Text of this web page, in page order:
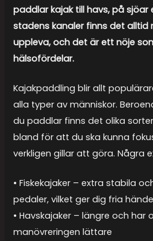
paddlar kajak till havs, på sjöar
stadens kanaler finns det
uppleva, och det är ett nöje
hälsofördelar.
Kajakpaddling blir allt
alla typer av människor.
du paddlar finns det olika
bland för att du ska kunna
verkligen gillar att göra. Några
• Fiskekajaker – extra stabila
pedaler, vilket ger dig fria
• Havskajaker – längre och
manövreringen lättare